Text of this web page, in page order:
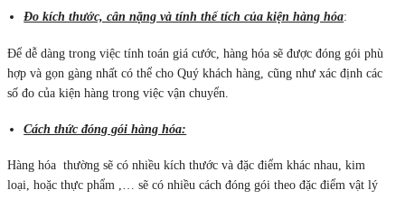
Đo kích thước, cân nặng và tính thể tích của kiện hàng hóa:
Để dễ dàng trong việc tính toán giá cước, hàng hóa sẽ được đóng gói phù
hợp và gọn gàng nhất có thể cho Quý khách hàng, cũng như xác định các
số đo của kiện hàng trong việc vận chuyển.
Cách thức đóng gói hàng hóa:
Hàng hóa thường sẽ có nhiều kích thước và đặc điểm khác nhau, kim
loại, hoặc thực phẩm ,… sẽ có nhiều cách đóng gói theo đặc điểm vật lý